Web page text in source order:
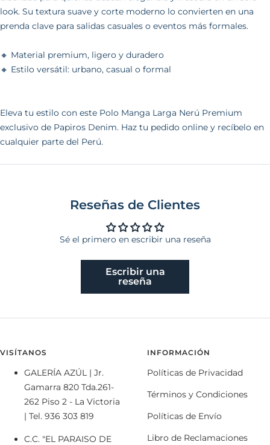
look. Su textura suave y corte moderno lo convierten en una
prenda clave para salidas casuales o eventos más formales.
🔸 Material premium, ligero y duradero
🔸 Estilo versátil: urbano, casual o formal
Eleva tu estilo con este Polo Manga Larga Nerú Premium
exclusivo de Papiros Denim. Haz tu pedido online y recíbelo en
cualquier parte del Perú.
Reseñas de Clientes
Sé el primero en escribir una reseña
Escribir una
reseña
VISÍTANOS
GALERÍA AZÚL | Jr.
Gamarra 820 Tda.261-
262 Piso 2 - La Victoria
| Tel. 936 303 819
C.C. "EL PARAISO DE
INFORMACIÓN
Políticas de Privacidad
Términos y Condiciones
Políticas de Envío
Libro de Reclamaciones